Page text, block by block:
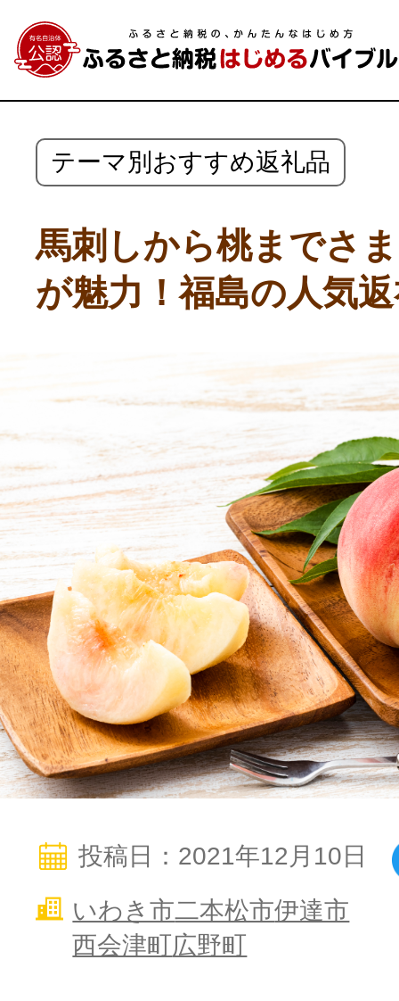
よく見られている返礼品
ふるさと納税徹底比較
給与所得者版
副業・パラレルワーカー
テーマ別おすすめ返礼品
馬刺しから桃までさ
が魅力！福島の人気
投稿日：2021年12月10日
いわき市二本松市伊達市
西会津町 広野町